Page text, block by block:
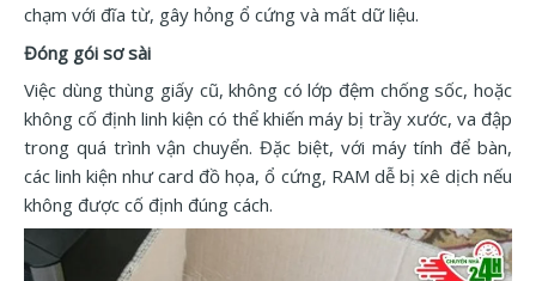
chạm với đĩa từ, gây hỏng ổ cứng và mất dữ liệu.
Đóng gói sơ sài
Việc dùng thùng giấy cũ, không có lớp đệm chống sốc, hoặc
không cố định linh kiện có thể khiến máy bị trầy xước, va đập
trong quá trình vận chuyển. Đặc biệt, với máy tính để bàn,
các linh kiện như card đồ họa, ổ cứng, RAM dễ bị xê dịch nếu
không được cố định đúng cách.